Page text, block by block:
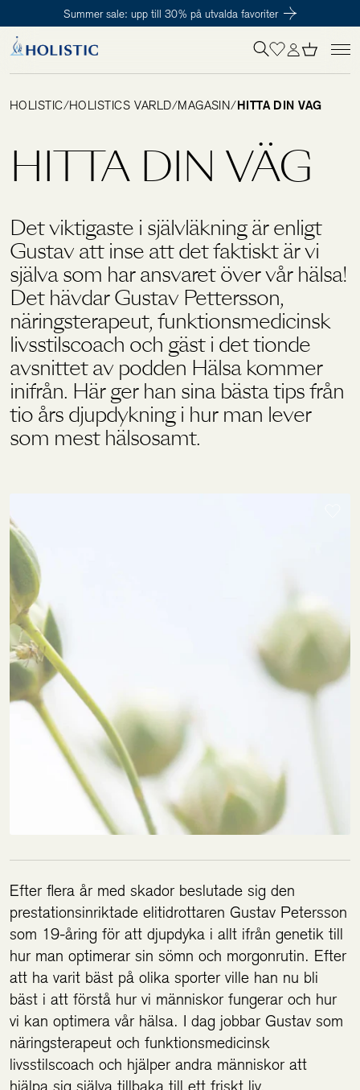
Summer sale: upp till 30% på utvalda favoriter
Kit
Digitalt behovstest
Hälsotester
Holistics värld
För återförsäljare
Tillagd i varukorgen Till kassan
För att påbörja en prenumeration hos oss så behöver du vara medlem i
Holistic Club. Det är helt kostnadsfritt.
HOLISTIC/HOLISTICS VÄRLD/MAGASIN/HITTA DIN VÄG
HITTA DIN VÄG
Det viktigaste i självläkning är enligt
Gustav att inse att det faktiskt är vi
själva som har ansvaret över vår hälsa!
Det hävdar Gustav Pettersson,
näringsterapeut, funktionsmedicinsk
livsstilscoach och gäst i det tionde
avsnittet av podden Hälsa kommer
inifrån. Här ger han sina bästa tips från
tio års djupdykning i hur man lever
som mest hälsosamt.
Efter flera år med skador beslutade sig den
prestationsinriktade elitidrottaren Gustav Petersson
som 19-åring för att djupdyka i allt ifrån genetik till
hur man optimerar sin sömn och morgonrutin. Efter
att ha varit bäst på olika sporter ville han nu bli
bäst i att förstå hur vi människor fungerar och hur
vi kan optimera vår hälsa. I dag jobbar Gustav som
näringsterapeut och funktionsmedicinsk
livsstilscoach och hjälper andra människor att
hjälpa sig själva tillbaka till ett friskt liv.